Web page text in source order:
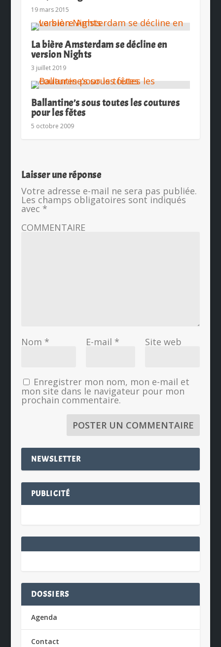
19 mars 2015
La bière Amsterdam se décline en
version Nights
3 juillet 2019
Ballantine’s sous toutes les coutures
pour les fêtes
5 octobre 2009
Laisser une réponse
Votre adresse e-mail ne sera pas publiée.
Les champs obligatoires sont indiqués
avec *
COMMENTAIRE
Nom * E-mail * Site web
Enregistrer mon nom, mon e-mail et
mon site dans le navigateur pour mon
prochain commentaire.
NEWSLETTER
PUBLICITÉ
DOSSIERS
Agenda
Contact